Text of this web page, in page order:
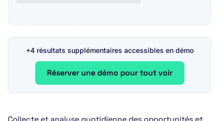
+4 résultats supplémentaires accessibles en démo
Réserver une démo pour tout voir